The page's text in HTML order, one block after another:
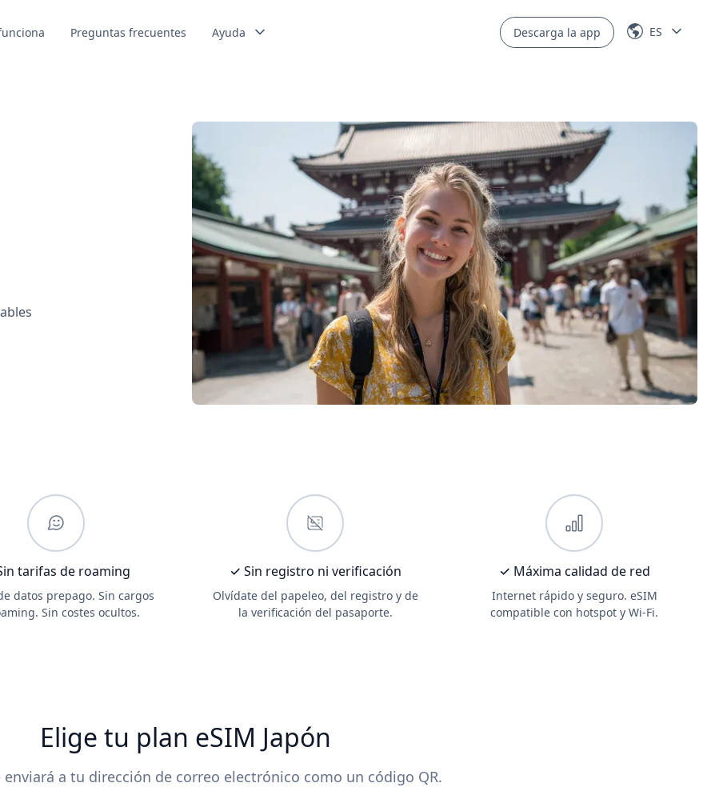
Preguntas frecuentes Ayuda Descarga la app ES
tarifas de roaming
datos prepago. Sin cargos
Sin costes ocultos.
✓ Sin registro ni verificación
Olvídate del papeleo, del registro y de
la verificación del pasaporte.
✓ Máxima calidad de red
Internet rápido y seguro. eSIM
compatible con hotspot y Wi-Fi.
Elige tu plan eSIM Japón
enviará a tu dirección de correo electrónico como un código QR.